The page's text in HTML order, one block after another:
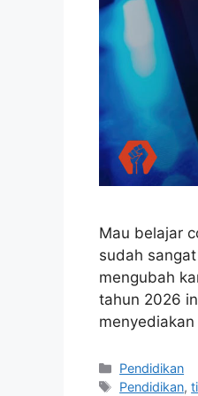
Mau belajar
sudah
mengubah
tahun 2026
Kategori
Pendidikan
Tag
Pendidikan,